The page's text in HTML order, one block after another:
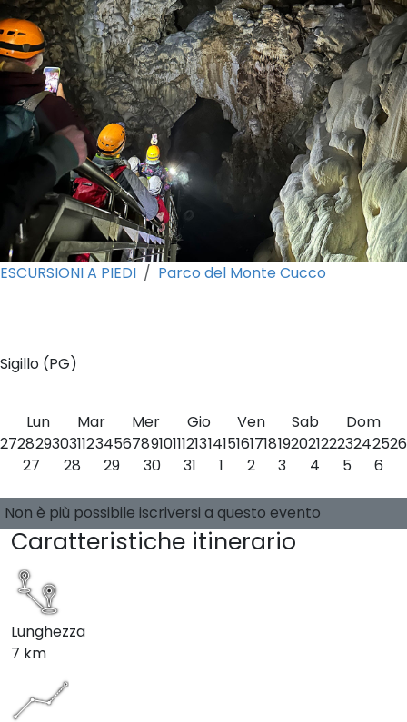
ESCURSIONI A PIEDI Parco del Monte Cucco
Sigillo (PG)
Lun Mar Mer Gio Ven Sab
Dom
27282930311234567891011121314151617181920212223242526
27
28 29 30 31 1 2 3 4 5 6
Non è più possibile iscriversi a questo evento
Caratteristiche itinerario
Lunghezza
7 km